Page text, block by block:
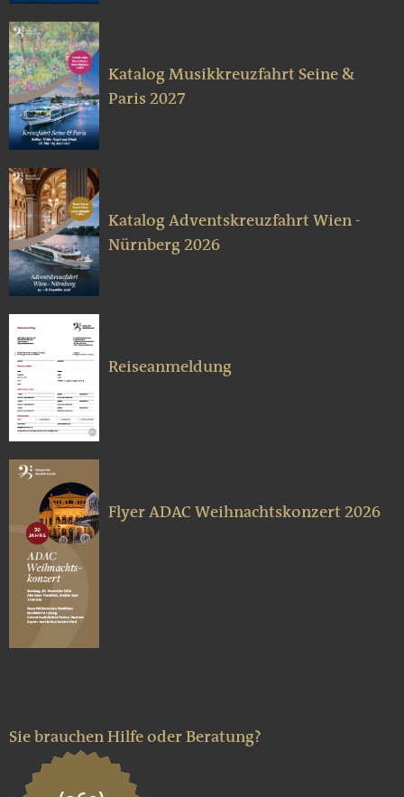
Katalog Musikkreuzfahrt Seine &
Paris 2027
Katalog Adventskreuzfahrt Wien -
Nürnberg 2026
Reiseanmeldung
Flyer ADAC Weihnachtskonzert 2026
Sie brauchen Hilfe oder Beratung?